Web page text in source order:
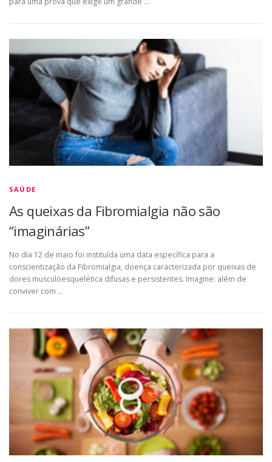
SAÚDE
As queixas da Fibromialgia não são
“imaginárias”
No dia 12 de maio foi instituída uma data específica para a
conscientização da Fibromialgia, doença caracterizada por queixas de
dores musculoesquelética difusas e persistentes. Imagine: além de
conviver com …